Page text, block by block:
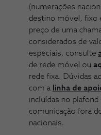
(numerações
destino móvel, fixo
preço de uma
considerados de
especiais, consulte
de rede móvel ou
rede fixa. Dúvidas
com a linha de
incluídas no plafond
comunicação fora
nacionais.